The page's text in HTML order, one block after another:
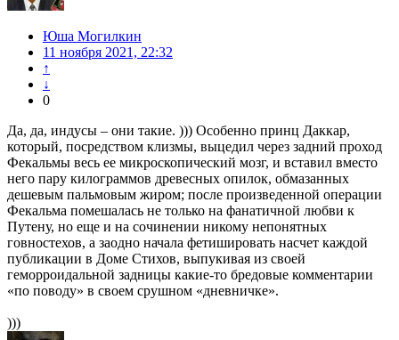
Юша Могилкин
11 ноября 2021, 22:32
↑
↓
0
Да, да, индусы – они такие. ))) Особенно принц Даккар,
который, посредством клизмы, выцедил через задний проход
Фекальмы весь ее микроскопический мозг, и вставил вместо
него пару килограммов древесных опилок, обмазанных
дешевым пальмовым жиром; после произведенной операции
Фекальма помешалась не только на фанатичной любви к
Путену, но еще и на сочинении никому непонятных
говностехов, а заодно начала фетишировать насчет каждой
публикации в Доме Стихов, выпукивая из своей
геморроидальной задницы какие-то бредовые комментарии
«по поводу» в своем срушном «дневничке».
)))